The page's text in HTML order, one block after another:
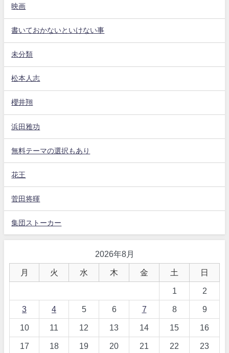
映画
書いておかないといけない事
未分類
松本人志
櫻井翔
浜田雅功
無料テーマの選択もあり
花王
菅田将暉
集団ストーカー
2026年8月
月 火 水 木 金 土 日
1 2
3 4 5 6 7 8 9
10 11 12 13 14 15 16
17 18 19 20 21 22 23